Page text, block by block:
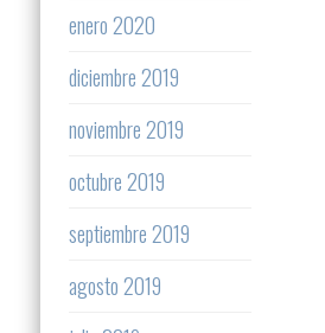
enero 2020
diciembre 2019
noviembre 2019
octubre 2019
septiembre 2019
agosto 2019